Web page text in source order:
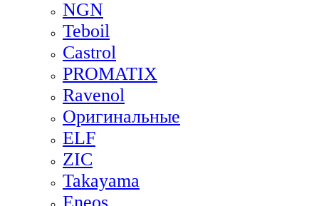
NGN
Teboil
Castrol
PROMATIX
Ravenol
Оригинальные
ELF
ZIC
Takayama